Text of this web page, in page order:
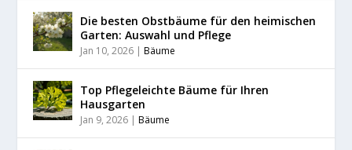
Die besten Obstbäume für den heimischen
Garten: Auswahl und Pflege
Jan 10, 2026 |Bäume
Top Pflegeleichte Bäume für Ihren
Hausgarten
Jan 9, 2026 |Bäume